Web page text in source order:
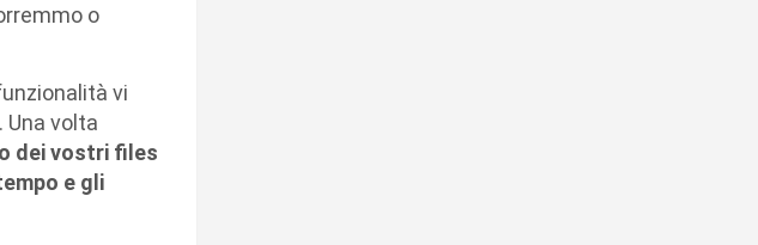
o
vi
volta
dei vostri files
e gli